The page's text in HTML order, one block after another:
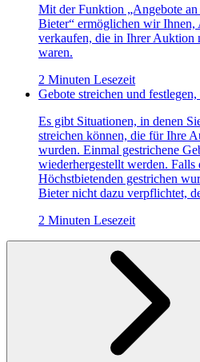
Mit der Funktion „Angebote an
Bieter“ ermöglichen wir Ihnen,
verkaufen, die in Ihrer Auktion
waren.
2 Minuten Lesezeit
Gebote streichen und
Es gibt Situationen, in denen
streichen können, die für Ihre
wurden. Einmal gestrichene
wiederhergestellt werden. Falls
Höchstbietenden gestrichen
Bieter nicht dazu verpflichtet,
2 Minuten Lesezeit